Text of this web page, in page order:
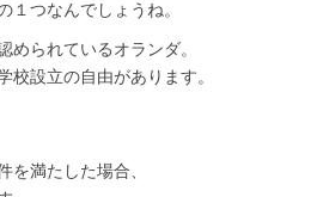
１つなんでしょうね。
められているオランダ。
校設立の自由があります。
を満たした場合、